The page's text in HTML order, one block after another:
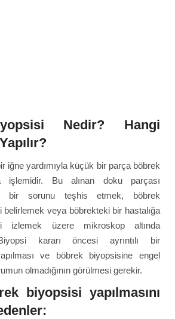
Nedir? Hangi
iğne yardımıyla küçük bir parça böbrek
işlemidir. Bu alınan doku parçası
bir sorunu teşhis etmek, böbrek
belirlemek veya böbrekteki bir hastalığa
izlemek üzere mikroskop altında
kararı öncesi ayrıntılı bir
ve böbrek biyopsisine engel
olmadığının görülmesi gerekir.
biyopsisi yapılmasını